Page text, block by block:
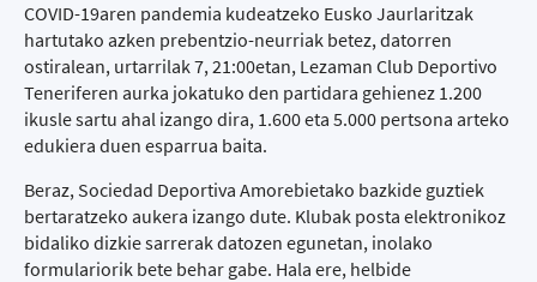
COVID-19aren pandemia kudeatzeko Eusko Jaurlaritzak
hartutako azken prebentzio-neurriak betez, datorren
ostiralean, urtarrilak 7, 21:00etan, Lezaman Club Deportivo
Teneriferen aurka jokatuko den partidara gehienez 1.200
ikusle sartu ahal izango dira, 1.600 eta 5.000 pertsona arteko
edukiera duen esparrua baita.
Beraz, Sociedad Deportiva Amorebietako bazkide guztiek
bertaratzeko aukera izango dute. Klubak posta elektronikoz
bidaliko dizkie sarrerak datozen egunetan, inolako
formulariorik bete behar gabe. Hala ere, helbide